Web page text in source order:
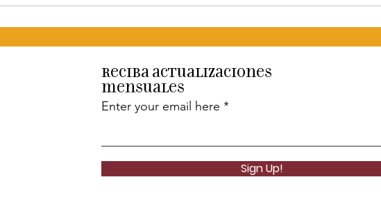
Reciba actualizaciones
mensuales
Enter your email here
Sign Up!